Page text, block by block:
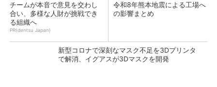
チームが本音で意見を交わし
合い、多様な人財が挑戦でき
る組織へ
PR(dentsu Japan)
令和8年熊本地震による工場へ
の影響まとめ
新型コロナで深刻なマスク不足を3Dプリンタ
で解消、イグアスが3Dマスクを開発